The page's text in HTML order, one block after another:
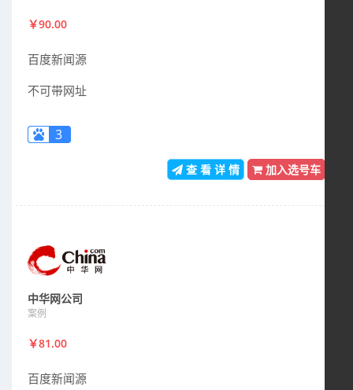
￥90.00
百度新闻源
不可带网址
3
查 看 详 情 加入选号车
中华网公司
案例
￥81.00
百度新闻源